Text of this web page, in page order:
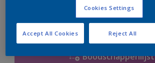
Boodschappenlijst
Cookies Settings
Reject All
Accept All Cookies